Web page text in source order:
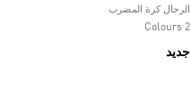
الرجال كرة المضرب
2 Colours
جديد